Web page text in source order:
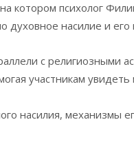
котором психолог
насилие и его
с религиозными
участникам увидеть
насилия, механизмы